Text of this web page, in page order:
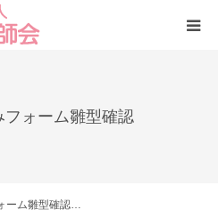
ォーム雛型確認
ーム雛型確認…